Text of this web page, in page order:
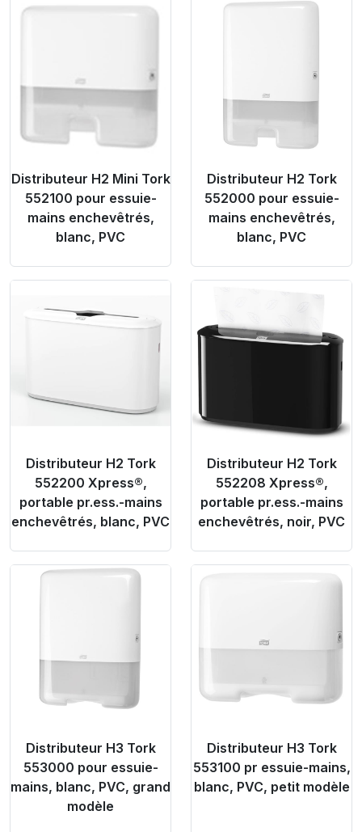
Distributeur H2 Mini Tork
552100 pour essuie-
mains enchevêtrés,
blanc, PVC
Distributeur H2 Tork
552000 pour essuie-
mains enchevêtrés,
blanc, PVC
Product Link
Distributeur H2 Tork
552200 Xpress®,
portable pr.ess.-mains
enchevêtrés, blanc, PVC
Distributeur H2 Tork
552208 Xpress®,
portable pr.ess.-mains
enchevêtrés, noir, PVC
Distributeur H3 Tork
553000 pour essuie-
mains, blanc, PVC, grand
modèle
Distributeur H3 Tork
553100 pr essuie-mains,
blanc, PVC, petit modèle